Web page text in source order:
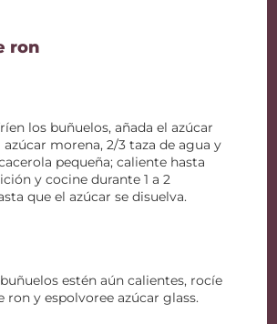
ron
los buñuelos, añada el azúcar
azúcar morena, 2/3 taza de agua y
pequeña; caliente hasta
y cocine durante 1 a 2
que el azúcar se disuelva.
estén aún calientes, rocíe
ron y espolvoree azúcar glass.